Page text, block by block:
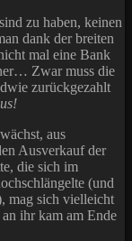
zu haben, keinen
dank der breiten
mal eine Bank
Zwar muss die
zurückgezahlt
aus
Ausverkauf der
die sich im
(und
mag sich vielleicht
ihr kam am Ende